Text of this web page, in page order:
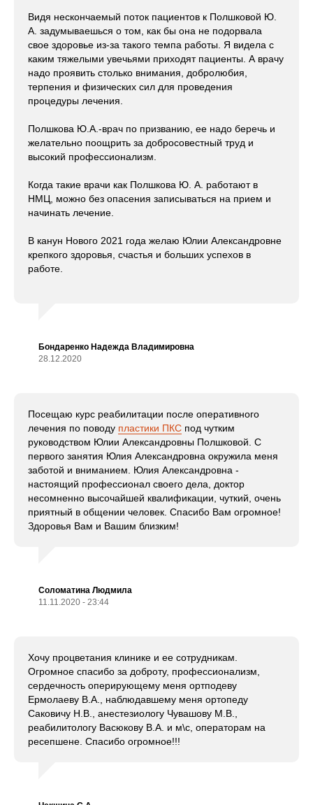
Видя нескончаемый поток пациентов к Полшковой Ю.
А. задумываешься о том, как бы она не подорвала
свое здоровье из-за такого темпа работы. Я видела с
каким тяжелыми увечьями приходят пациенты. А врачу
надо проявить столько внимания, добролюбия,
терпения и физических сил для проведения
процедуры лечения.
Полшкова Ю.А.-врач по призванию, ее надо беречь и
желательно поощрить за добросовестный труд и
высокий профессионализм.
Когда такие врачи как Полшкова Ю. А. работают в
НМЦ, можно без опасения записываться на прием и
начинать лечение.
В канун Нового 2021 года желаю Юлии Александровне
крепкого здоровья, счастья и больших успехов в
работе.
Бондаренко Надежда Владимировна
28.12.2020
Посещаю курс реабилитации после оперативного
лечения по поводу пластики ПКС под чутким
руководством Юлии Александровны Полшковой. С
первого занятия Юлия Александровна окружила меня
заботой и вниманием. Юлия Александровна -
настоящий профессионал своего дела, доктор
несомненно высочайшей квалификации, чуткий, очень
приятный в общении человек. Спасибо Вам огромное!
Здоровья Вам и Вашим близким!
Соломатина Людмила
11.11.2020 - 23:44
Хочу процветания клинике и ее сотрудникам.
Огромное спасибо за доброту, профессионализм,
сердечность оперирующему меня ортподеву
Ермолаеву В.А., наблюдавшему меня ортопеду
Саковичу Н.В., анестезиологу Чувашову М.В.,
реабилитологу Васюкову В.А. и м\с, операторам на
ресепшене. Спасибо огромное!!!